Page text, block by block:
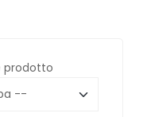
prodotto